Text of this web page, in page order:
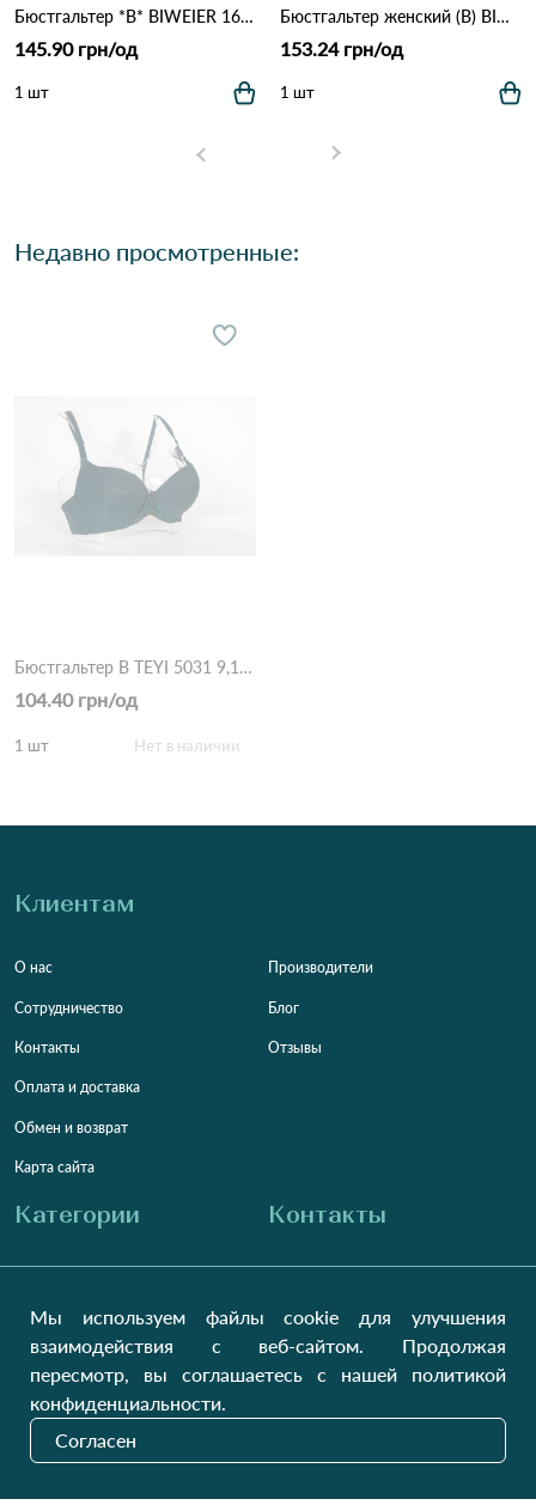
Бюстгальтер *В* BIWEIER 1666 9.2 Оранжевый
145.90 грн/од
1 шт
Бюстгальтер женский (B) BIWEIER 87718 7,2 Зеленый
153.24 грн/од
1 шт
Недавно просмотренные:
Бюстгальтер B TEYI 5031 9,1 Зеленый
104.40 грн/од
1 шт Нет в наличии
Клиентам
О нас
Сотрудничество
Контакты
Оплата и доставка
Обмен и возврат
Карта сайта
Производители
Блог
Отзывы
Категории
Для мужчин
Для детей
Домашний текстиль
Контакты
+380 (99) 387-81-50
Заказать звонок?
Пн-Пт 9:00 - 16:00
Україна, Луцьк, 43000
Мы используем файлы cookie для улучшения
взаимодействия с веб-сайтом. Продолжая
пересмотр, вы соглашаетесь с нашей политикой
конфиденциальности.
Согласен